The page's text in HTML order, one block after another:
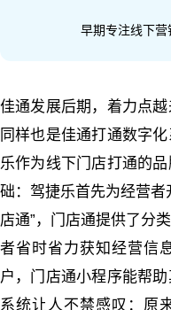
早期专注线下
佳通发展后期，着力点越
同样也是佳通打通数字
乐作为线下门店打通的
础：驾捷乐首先为经营者
店通”，门店通提供了分
者省时省力获知经营信
户，门店通小程序能帮
系统让人不禁感叹：原